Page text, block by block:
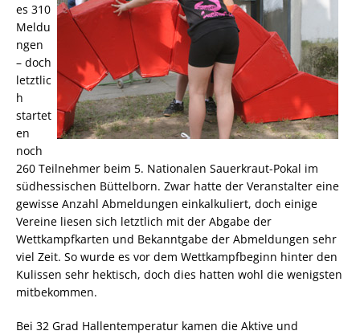
es 310
Meldu
ngen
– doch
letztlic
h
startet
en
noch
260 Teilnehmer beim 5. Nationalen Sauerkraut-Pokal im
südhessischen Büttelborn. Zwar hatte der Veranstalter eine
gewisse Anzahl Abmeldungen einkalkuliert, doch einige
Vereine liesen sich letztlich mit der Abgabe der
Wettkampfkarten und Bekanntgabe der Abmeldungen sehr
viel Zeit. So wurde es vor dem Wettkampfbeginn hinter den
Kulissen sehr hektisch, doch dies hatten wohl die wenigsten
mitbekommen.
Bei 32 Grad Hallentemperatur kamen die Aktive und